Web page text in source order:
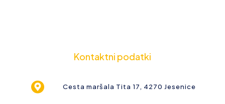
Kontaktni podatki
Cesta maršala Tita 17, 4270 Jesenice